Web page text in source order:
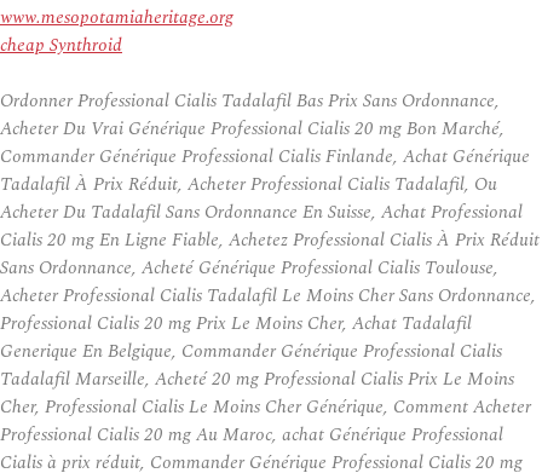
www.mesopotamiaheritage.org
cheap Synthroid
Ordonner Professional Cialis Tadalafil Bas Prix Sans Ordonnance,
Acheter Du Vrai Générique Professional Cialis 20 mg Bon Marché,
Commander Générique Professional Cialis Finlande, Achat Générique
Tadalafil À Prix Réduit, Acheter Professional Cialis Tadalafil, Ou
Acheter Du Tadalafil Sans Ordonnance En Suisse, Achat Professional
Cialis 20 mg En Ligne Fiable, Achetez Professional Cialis À Prix Réduit
Sans Ordonnance, Acheté Générique Professional Cialis Toulouse,
Acheter Professional Cialis Tadalafil Le Moins Cher Sans Ordonnance,
Professional Cialis 20 mg Prix Le Moins Cher, Achat Tadalafil
Generique En Belgique, Commander Générique Professional Cialis
Tadalafil Marseille, Acheté 20 mg Professional Cialis Prix Le Moins
Cher, Professional Cialis Le Moins Cher Générique, Comment Acheter
Professional Cialis 20 mg Au Maroc, achat Générique Professional
Cialis à prix réduit, Commander Générique Professional Cialis 20 mg